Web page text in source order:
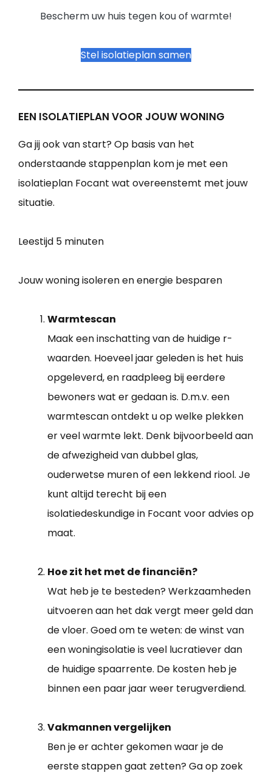
Bescherm uw huis tegen kou of warmte!
Stel isolatieplan samen
EEN ISOLATIEPLAN VOOR JOUW WONING
Ga jij ook van start? Op basis van het
onderstaande stappenplan kom je met een
isolatieplan Focant wat overeenstemt met jouw
situatie.
Leestijd 5 minuten
Jouw woning isoleren en energie besparen
Warmtescan
Maak een inschatting van de huidige r-
waarden. Hoeveel jaar geleden is het huis
opgeleverd, en raadpleeg bij eerdere
bewoners wat er gedaan is. D.m.v. een
warmtescan ontdekt u op welke plekken
er veel warmte lekt. Denk bijvoorbeeld aan
de afwezigheid van dubbel glas,
ouderwetse muren of een lekkend riool. Je
kunt altijd terecht bij een
isolatiedeskundige in Focant voor advies op
maat.
Hoe zit het met de financiën?
Wat heb je te besteden? Werkzaamheden
uitvoeren aan het dak vergt meer geld dan
de vloer. Goed om te weten: de winst van
een woningisolatie is veel lucratiever dan
de huidige spaarrente. De kosten heb je
binnen een paar jaar weer terugverdiend.
Vakmannen vergelijken
Ben je er achter gekomen waar je de
eerste stappen gaat zetten? Ga op zoek